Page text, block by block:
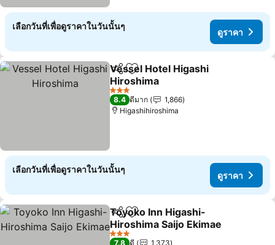
เลือกวันที่เพื่อดูราคาในวันนั้นๆ
ดูราคา
แชร์ เพิ่มในรายการโปรด
Vessel Hotel Higashi
Hiroshima
ดูราคา
3 ดาว
8.4 ดีมาก
1,866
Higashihiroshima
เลือกวันที่เพื่อดูราคาในวันนั้นๆ
ดูราคา
แชร์ เพิ่มในรายการโปรด
Toyoko Inn Higashi-
Hiroshima Saijo Ekimae
ดูราคา
3 ดาว
7.8 ดี
1,373